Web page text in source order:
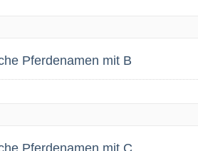
Pferdenamen mit B